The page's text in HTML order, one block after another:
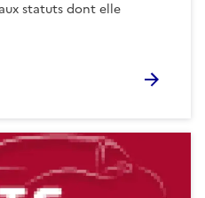
statuts dont elle